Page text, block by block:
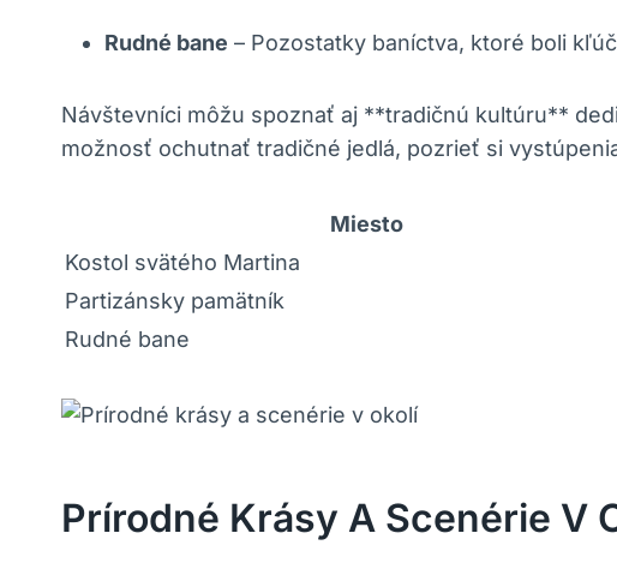
Rudné bane – Pozostatky baníctva, ktoré boli
Návštevníci môžu spoznať aj **tradičnú kultúru**
možnosť ochutnať tradičné jedlá, pozrieť si
Miesto
Kostol svätého Martina
Partizánsky pamätník
Rudné bane
Prírodné Krásy A Scenérie V